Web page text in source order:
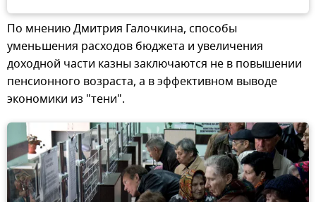
По мнению Дмитрия Галочкина, способы
уменьшения расходов бюджета и увеличения
доходной части казны заключаются не в повышении
пенсионного возраста, а в эффективном выводе
экономики из "тени".